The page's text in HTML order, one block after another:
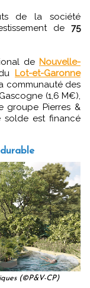
de la société
de 75
de Nouvelle-
Lot-et-Garonne
communauté des
(1,6 M€),
groupe Pierres &
solde est financé
(©P&V-CP)